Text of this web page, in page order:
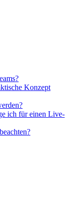
Konzept
ich für einen Live-